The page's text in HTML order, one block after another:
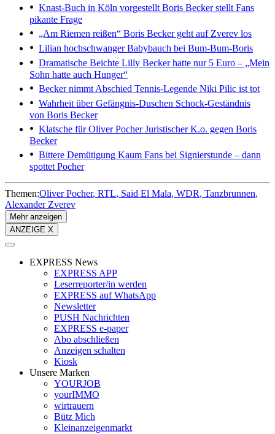
Knast-Buch in Köln vorgestellt Boris Becker stellt Fans
pikante Frage
„Am Riemen reißen“ Boris Becker geht auf Zverev los
Lilian hochschwangerBabybauch bei Bum-Bum-Boris
Dramatische Beichte Lilly Becker hatte nur 5 Euro – „Mein
Sohn hatte auch Hunger“
Becker nimmt Abschied Tennis-Legende Niki Pilic ist tot
Wahrheit über Gefängnis-Duschen Schock-Geständnis
von Boris Becker
Klatsche für Oliver PocherJuristischer K.o. gegen Boris
Becker
Bittere Demütigung Kaum Fans bei Signierstunde – dann
spottet Pocher
Themen:Oliver Pocher RTL Said El Mala WDR Tanzbrunnen
Alexander Zverev
Mehr anzeigen
ANZEIGE X
EXPRESS News
EXPRESS APP
Leserreporter/in werden
EXPRESS auf WhatsApp
Newsletter
PUSH Nachrichten
EXPRESS e-paper
Abo abschließen
Anzeigen schalten
Kiosk
Unsere Marken
YOURJOB
yourIMMO
wirtrauern
Bütz Mich
Kleinanzeigenmarkt